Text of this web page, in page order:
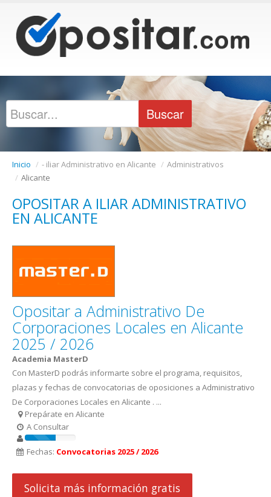
Inicio / - iliar Administrativo en Alicante / Administrativos
/ Alicante
OPOSITAR A ILIAR ADMINISTRATIVO
EN ALICANTE
Opositar a Administrativo De
Corporaciones Locales en Alicante
2025 / 2026
Academia MasterD
Con MasterD podrás informarte sobre el programa, requisitos,
plazas y fechas de convocatorias de oposiciones a Administrativo
De Corporaciones Locales en Alicante . ...
Prepárate en Alicante
A Consultar
Fechas: Convocatorias 2025 / 2026
Solicita más información gratis